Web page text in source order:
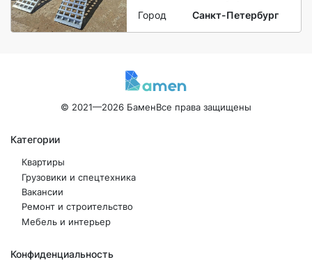
Город
Санкт-Петербург
© 2021—2026 БаменВсе права защищены
Категории
Квартиры
Грузовики и спецтехника
Вакансии
Ремонт и строительство
Мебель и интерьер
Конфиденциальность